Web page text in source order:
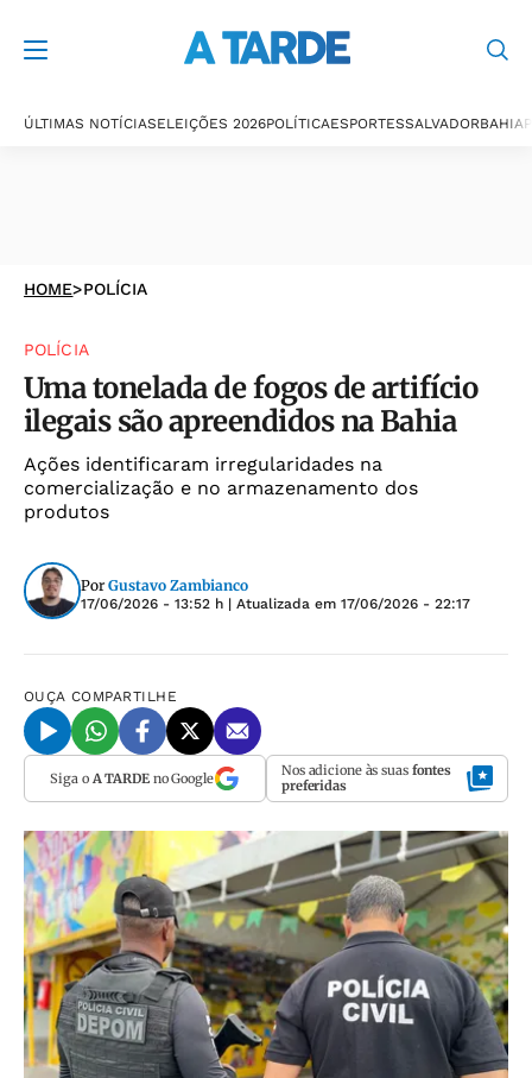
ÚLTIMAS NOTÍCIASELEIÇÕES 2026POLÍTICAESPORTESSALVADORBAHIA
HOME>POLÍCIA
POLÍCIA
Uma tonelada de fogos de artifício
ilegais são apreendidos na Bahia
Ações identificaram irregularidades na
comercialização e no armazenamento dos
produtos
Por Gustavo Zambianco
17/06/2026 - 13:52 h | Atualizada em 17/06/2026 - 22:17
OUÇA COMPARTILHE
Siga o A TARDEno Google Nos adicione às suas fontes
preferidas